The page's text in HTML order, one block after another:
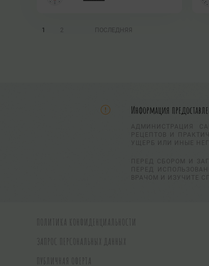
1 2 ПОСЛЕДНЯЯ
Информация
АДМИНИСТРАЦИЯ
РЕЦЕПТОВ И
УЩЕРБ ИЛИ ИНЫЕ
ПЕРЕД СБОРОМ И
ПЕРЕД
ВРАЧОМ И ИЗУЧИТЕ
ПОЛИТИКА КОНФИДЕНЦИАЛЬНОСТИ
ЗАПРОС ПЕРСОНАЛЬНЫХ ДАННЫХ
ПУБЛИЧНАЯ ОФЕРТА